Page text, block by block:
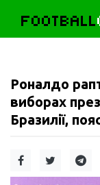
FOOTBALL
Роналдо
виборах
Бразилії,